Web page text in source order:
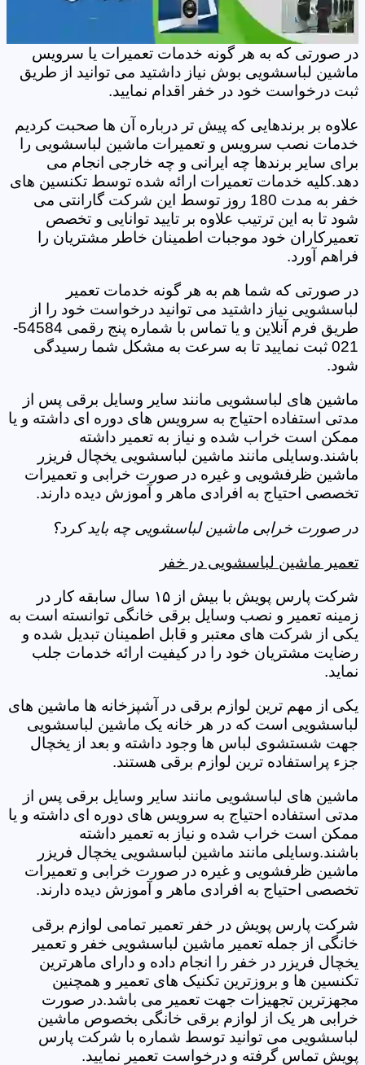
در صورتی که به هر گونه خدمات تعمیرات یا سرویس
ماشین لباسشویی بوش نیاز داشتید می توانید از طریق
ثبت درخواست خود در خفر اقدام نمایید.
علاوه بر برندهایی که پیش تر درباره آن ها صحبت کردیم
خدمات نصب سرویس و تعمیرات ماشین لباسشویی را
برای سایر برندها چه ایرانی و چه خارجی انجام می
دهد.کلیه خدمات تعمیرات ارائه شده توسط تکنسین های
خفر به مدت 180 روز توسط این شرکت گارانتی می
شود تا به این ترتیب علاوه بر تایید توانایی و تخصص
تعمیرکاران خود موجبات اطمینان خاطر مشتریان را
فراهم آورد.
در صورتی که شما هم به هر گونه خدمات تعمیر
لباسشویی نیاز داشتید می توانید درخواست خود را از
طریق فرم آنلاین و یا تماس با شماره پنج رقمی 54584-
021 ثبت نمایید تا به سرعت به مشکل شما رسیدگی
شود.
ماشین های لباسشویی مانند سایر وسایل برقی پس از
مدتی استفاده احتیاج به سرویس های دوره ای داشته و یا
ممکن است خراب شده و نیاز به تعمیر داشته
باشند.وسایلی مانند ماشین لباسشویی یخچال فریزر
ماشین ظرفشویی و غیره در صورت خرابی و تعمیرات
تخصصی احتیاج به افرادی ماهر و آموزش دیده دارند.
در صورت خرابی ماشین لباسشویی چه باید کرد؟
تعمیر ماشین لباسشویی در خفر
شرکت پارس پویش با بیش از ۱۵ سال سابقه کار در
زمینه تعمیر و نصب وسایل برقی خانگی توانسته است به
یکی از شرکت های معتبر و قابل اطمینان تبدیل شده و
رضایت مشتریان خود را در کیفیت ارائه خدمات جلب
نماید.
یکی از مهم ترین لوازم برقی در آشپزخانه ها ماشین های
لباسشویی است که در هر خانه یک ماشین لباسشویی
جهت شستشوی لباس ها وجود داشته و بعد از یخچال
جزء پراستفاده ترین لوازم برقی هستند.
ماشین های لباسشویی مانند سایر وسایل برقی پس از
مدتی استفاده احتیاج به سرویس های دوره ای داشته و یا
ممکن است خراب شده و نیاز به تعمیر داشته
باشند.وسایلی مانند ماشین لباسشویی یخچال فریزر
ماشین ظرفشویی و غیره در صورت خرابی و تعمیرات
تخصصی احتیاج به افرادی ماهر و آموزش دیده دارند.
شرکت پارس پویش در خفر تعمیر تمامی لوازم برقی
خانگی از جمله تعمیر ماشین لباسشویی خفر و تعمیر
یخچال فریزر در خفر را انجام داده و دارای ماهرترین
تکنسین ها و بروزترین تکنیک های تعمیر و همچنین
مجهزترین تجهیزات جهت تعمیر می باشد.در صورت
خرابی هر یک از لوازم برقی خانگی بخصوص ماشین
لباسشویی می توانید توسط شماره با شرکت پارس
پویش تماس گرفته و درخواست تعمیر نمایید.